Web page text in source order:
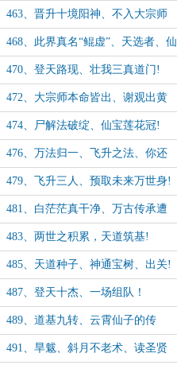
（4k，求月票)）
463、晋升十境阳神、不入大宗师
终为蝼蚁!
468、此界真名“鲲虚”、天选者、仙
宝!
470、登天路现、壮我三真道门!
472、大宗师本命皆出、谢观出黄
粱梦!（4.6k 求追读!）
474、尸解法破绽、仙宝莲花冠!
476、万法归一、飞升之法、你还
敢来杀我吗？
479、飞升三人、预取未来万世身!
（最终篇.上）
481、白茫茫真干净、万古传承遭
此开（第二世终篇)）
483、两世之积累，天道筑基!
485、天道种子、神通宝树、出关!
487、登天十杰、一场组队！
489、道基九转、云霄仙子的传
闻、夜晚敲门!
491、旱魃、斜月不老术、读圣贤